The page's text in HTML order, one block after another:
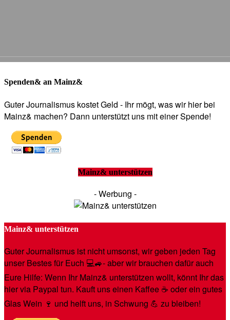
Spenden& an Mainz&
Guter Journalismus kostet Geld - Ihr mögt, was wir hier bei
Mainz& machen? Dann unterstützt uns mit einer Spende!
Mainz& unterstützen
- Werbung -
Mainz& unterstützen
Guter Journalismus ist nicht umsonst, wir geben jeden Tag
unser Bestes für Euch 💻🚙- aber wir brauchen dafür auch
Eure Hilfe: Wenn Ihr Mainz& unterstützen wollt, könnt Ihr das
hier via Paypal tun. Kauft uns einen Kaffee ☕️ oder ein gutes
Glas Wein 🍷 und helft uns, in Schwung 💪 zu bleiben!